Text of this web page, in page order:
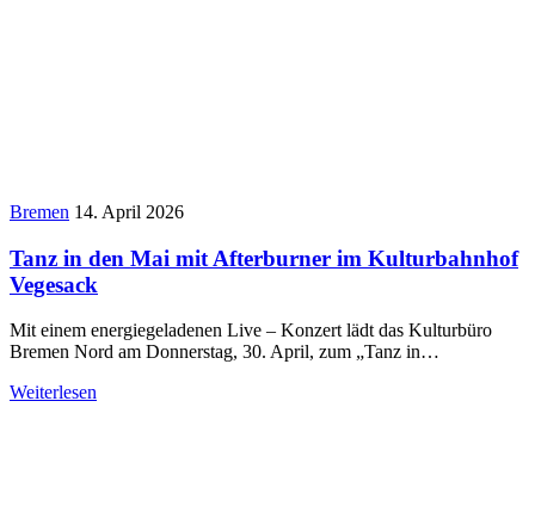
Bremen 14. April 2026
Tanz in den Mai mit Afterburner im Kulturbahnhof
Vegesack
Mit einem energiegeladenen Live – Konzert lädt das Kulturbüro
Bremen Nord am Donnerstag, 30. April, zum „Tanz in…
Weiterlesen